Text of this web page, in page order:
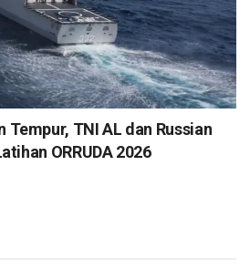
Tempur, TNI AL dan Russian
ORRUDA 2026